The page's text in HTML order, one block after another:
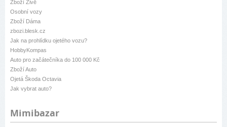
Zboží Živě
Osobní vozy
Zboží Dáma
zbozi.blesk.cz
Jak na prohlídku ojetého vozu?
HobbyKompas
Auto pro začátečníka do 100 000 Kč
Zboží Auto
Ojetá Škoda Octavia
Jak vybrat auto?
Mimibazar